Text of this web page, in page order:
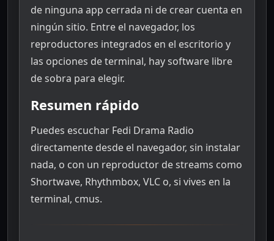
de ninguna app cerrada ni de crear cuenta en
ningún sitio. Entre el navegador, los
reproductores integrados en el escritorio y
las opciones de terminal, hay software libre
de sobra para elegir.
Resumen rápido
Puedes escuchar Fedi Drama Radio
directamente desde el navegador, sin instalar
nada, o con un reproductor de streams como
Shortwave, Rhythmbox, VLC o, si vives en la
terminal, cmus.